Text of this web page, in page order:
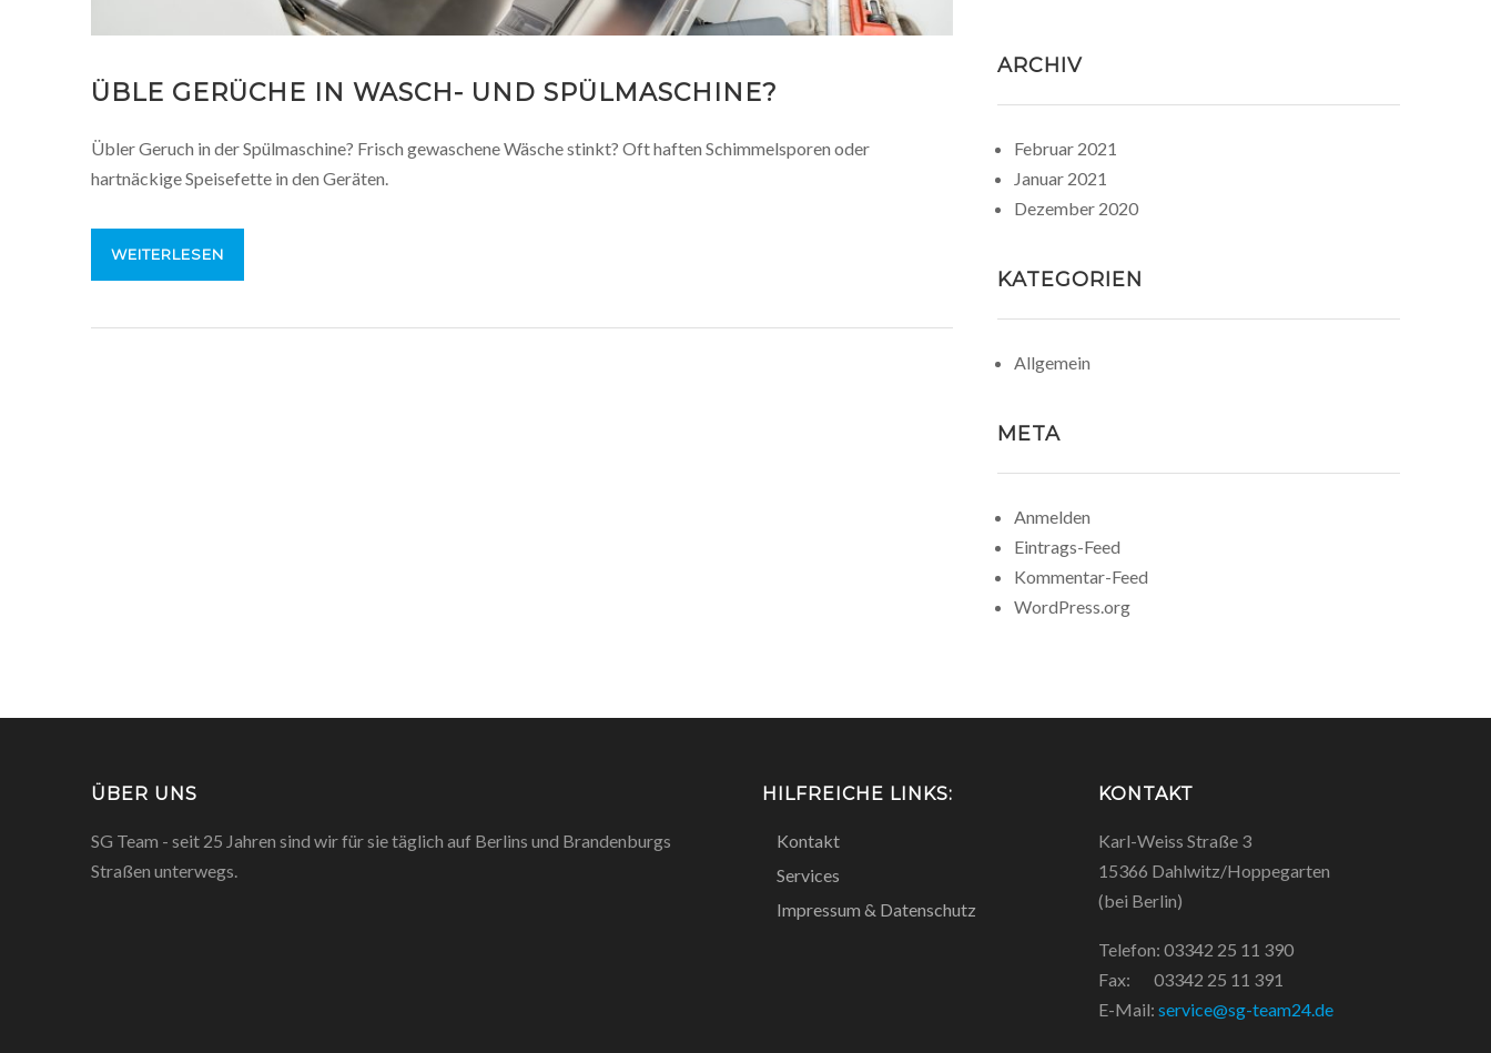
ÜBLE GERÜCHE IN WASCH- UND SPÜLMASCHINE?
Übler Geruch in der Spülmaschine? Frisch gewaschene Wäsche stinkt? Oft haften Schimmelsporen oder
hartnäckige Speisefette in den Geräten.
WEITERLESEN
ARCHIV
Februar 2021
Januar 2021
Dezember 2020
KATEGORIEN
Allgemein
META
Anmelden
Eintrags-Feed
Kommentar-Feed
WordPress.org
ÜBER UNS
SG Team - seit 25 Jahren sind wir für sie täglich auf Berlins und Brandenburgs
Straßen unterwegs.
HILFREICHE LINKS:
Kontakt
Services
Impressum & Datenschutz
KONTAKT
Karl-Weiss Straße 3
15366 Dahlwitz/Hoppegarten
(bei Berlin)
Telefon: 03342 25 11 390
Fax: 03342 25 11 391
E-Mail: service@sg-team24.de